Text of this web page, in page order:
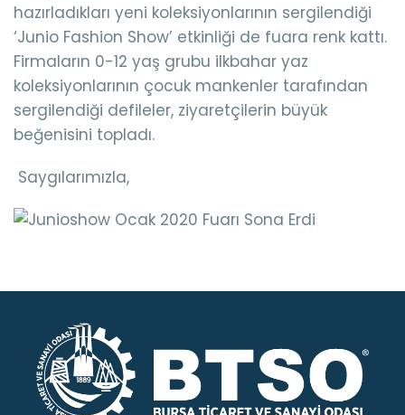
hazırladıkları yeni koleksiyonlarının sergilendiği
‘Junio Fashion Show’ etkinliği de fuara renk kattı.
Firmaların 0-12 yaş grubu ilkbahar yaz
koleksiyonlarının çocuk mankenler tarafından
sergilendiği defileler, ziyaretçilerin büyük
beğenisini topladı.
Saygılarımızla,